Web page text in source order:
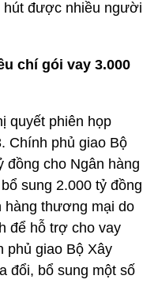
hút được nhiều người
chí gói vay 3.000
quyết phiên họp
Chính phủ giao Bộ
đồng cho Ngân hàng
sung 2.000 tỷ đồng
hàng thương mại do
để hỗ trợ cho vay
phủ giao Bộ Xây
đổi, bổ sung một số